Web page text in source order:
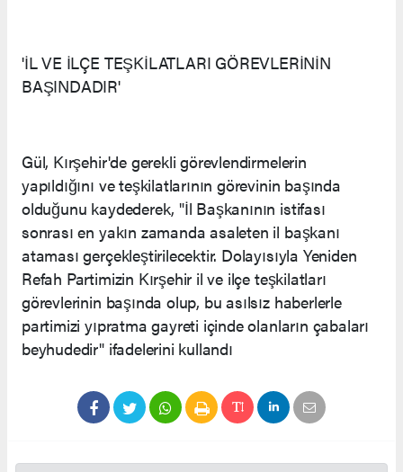
'İL VE İLÇE TEŞKİLATLARI GÖREVLERİNİN
BAŞINDADIR'
Gül, Kırşehir'de gerekli görevlendirmelerin
yapıldığını ve teşkilatlarının görevinin başında
olduğunu kaydederek, "İl Başkanının istifası
sonrası en yakın zamanda asaleten il başkanı
ataması gerçekleştirilecektir. Dolayısıyla Yeniden
Refah Partimizin Kırşehir il ve ilçe teşkilatları
görevlerinin başında olup, bu asılsız haberlerle
partimizi yıpratma gayreti içinde olanların çabaları
beyhudedir" ifadelerini kullandı